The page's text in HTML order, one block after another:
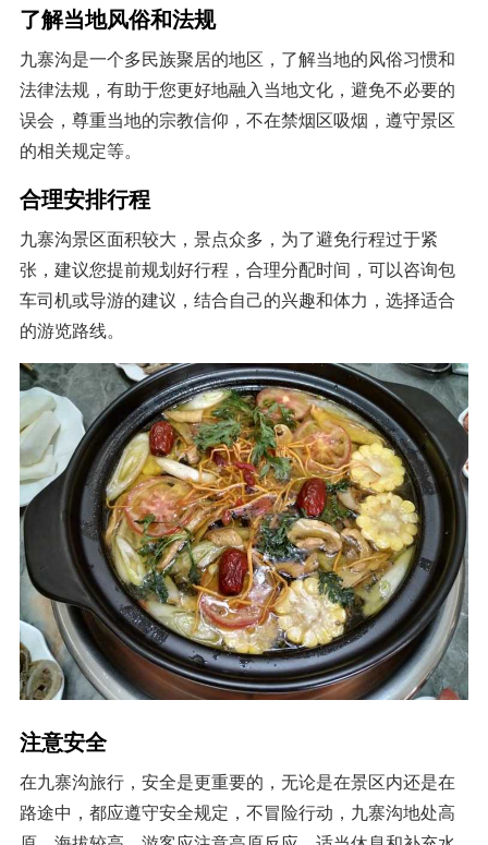
了解当地风俗和法规
九寨沟是一个多民族聚居的地区，了解当地的风俗习惯和
法律法规，有助于您更好地融入当地文化，避免不必要的
误会，尊重当地的宗教信仰，不在禁烟区吸烟，遵守景区
的相关规定等。
合理安排行程
九寨沟景区面积较大，景点众多，为了避免行程过于紧
张，建议您提前规划好行程，合理分配时间，可以咨询包
车司机或导游的建议，结合自己的兴趣和体力，选择适合
的游览路线。
注意安全
在九寨沟旅行，安全是更重要的，无论是在景区内还是在
路途中，都应遵守安全规定，不冒险行动，九寨沟地处高